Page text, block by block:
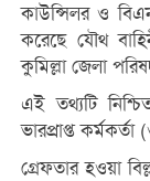
কাউন্সিলর ও
করেছে যৌথ
কুমিল্লা জেলা
এই তথ্যটি
ভারপ্রাপ্ত
গ্রেফতার হওয়া